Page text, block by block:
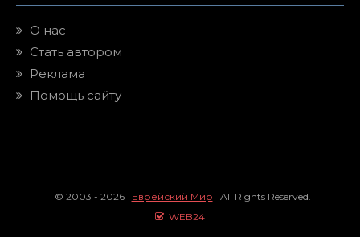
О нас
Стать автором
Реклама
Помощь сайту
© 2003 - 2026 Еврейский Мир All Rights Reserved.
WEB24